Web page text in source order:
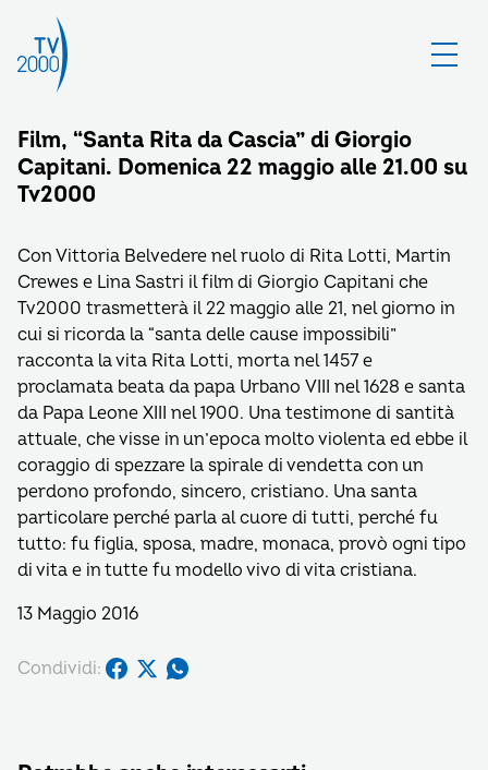
Film, “Santa Rita da Cascia” di Giorgio
Capitani. Domenica 22 maggio alle 21.00 su
Tv2000
Con Vittoria Belvedere nel ruolo di Rita Lotti, Martin
Crewes e Lina Sastri il film di Giorgio Capitani che
Tv2000 trasmetterà il 22 maggio alle 21, nel giorno in
cui si ricorda la “santa delle cause impossibili”
racconta la vita Rita Lotti, morta nel 1457 e
proclamata beata da papa Urbano VIII nel 1628 e santa
da Papa Leone XIII nel 1900. Una testimone di santità
attuale, che visse in un’epoca molto violenta ed ebbe il
coraggio di spezzare la spirale di vendetta con un
perdono profondo, sincero, cristiano. Una santa
particolare perché parla al cuore di tutti, perché fu
tutto: fu figlia, sposa, madre, monaca, provò ogni tipo
di vita e in tutte fu modello vivo di vita cristiana.
13 Maggio 2016
Condividi: